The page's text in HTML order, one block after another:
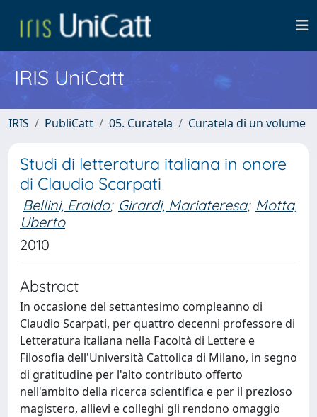
IRIS UniCatt
IRIS PubliCatt 05. Curatela Curatela di un volume
Studi di letteratura italiana in onore
di Claudio Scarpati
Bellini, Eraldo; Girardi, Mariateresa; Motta,
Uberto
2010
Abstract
In occasione del settantesimo compleanno di
Claudio Scarpati, per quattro decenni professore di
Letteratura italiana nella Facoltà di Lettere e
Filosofia dell'Università Cattolica di Milano, in segno
di gratitudine per l'alto contributo offerto
nell'ambito della ricerca scientifica e per il prezioso
magistero, allievi e colleghi gli rendono omaggio